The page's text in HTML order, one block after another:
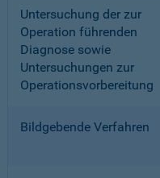
Untersuchung der zur
Operation führenden
Diagnose sowie
Untersuchungen zur
Operationsvorbereitung
Bildgebende Verfahren